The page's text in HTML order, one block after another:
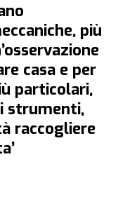
più
casa e per
particolari,
strumenti,
raccogliere